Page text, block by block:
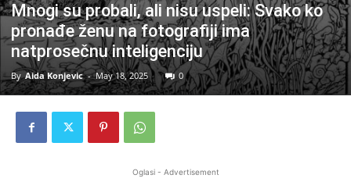
Mnogi su probali, ali nisu uspeli: Svako ko
pronađe ženu na fotografiji ima
natprosečnu inteligenciju
By Aida Konjevic - May 18, 2025 0
Oglasi - Advertisement